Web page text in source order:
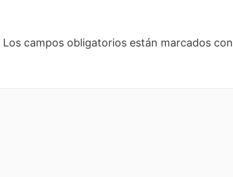
Los campos obligatorios están marcados con